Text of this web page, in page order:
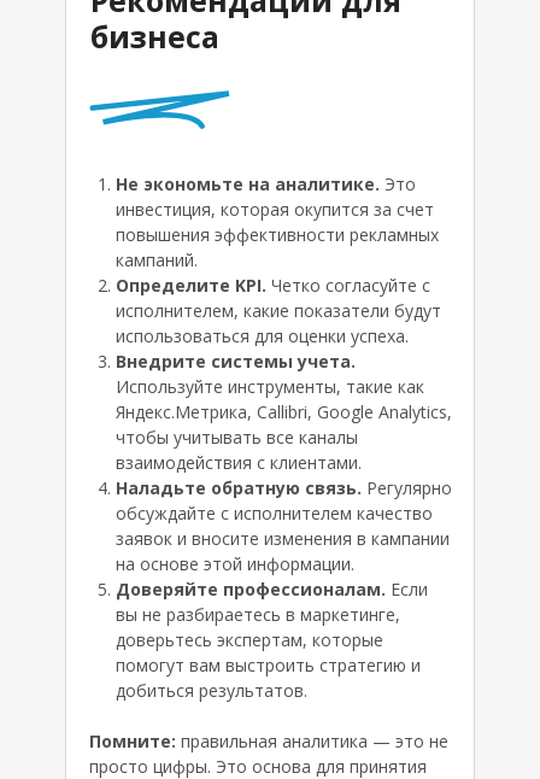
бизнеса
Не экономьте на аналитике. Это
инвестиция, которая окупится за счет
повышения эффективности рекламных
кампаний.
Определите KPI. Четко согласуйте с
исполнителем, какие показатели будут
использоваться для оценки успеха.
Внедрите системы учета.
Используйте инструменты, такие как
Яндекс.Метрика, Callibri, Google Analytics,
чтобы учитывать все каналы
взаимодействия с клиентами.
Наладьте обратную связь. Регулярно
обсуждайте с исполнителем качество
заявок и вносите изменения в кампании
на основе этой информации.
Доверяйте профессионалам. Если
вы не разбираетесь в маркетинге,
доверьтесь экспертам, которые
помогут вам выстроить стратегию и
добиться результатов.
Помните: правильная аналитика — это не
просто цифры. Это основа для принятия